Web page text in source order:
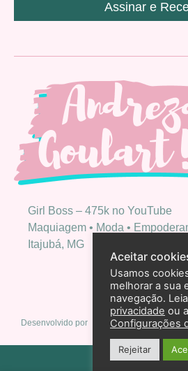
Girl Boss – 475k no YouTube
Maquiagem • Moda •
Itajubá, MG
Assinar e
Desenvolvido por
Política de
Aceitar
Usamos
melhorar a sua
navegação.
privacidade ou
Configurações
Rejeitar